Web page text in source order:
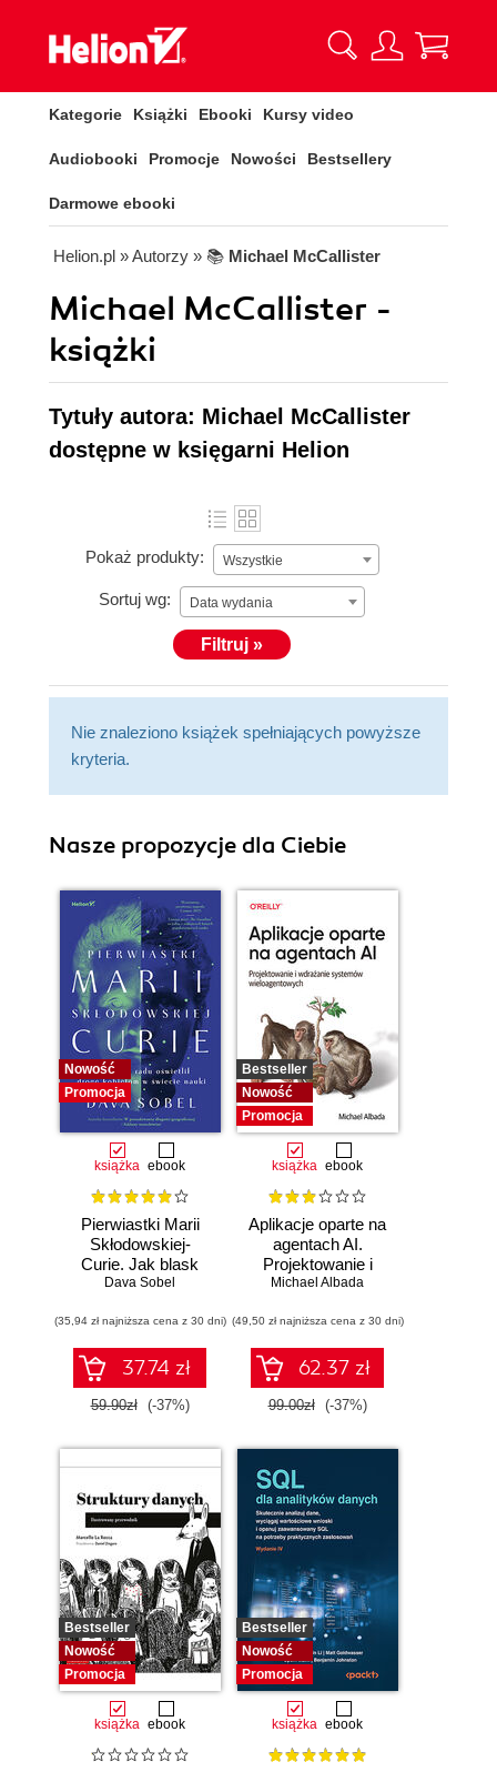
Kategorie Książki Ebooki Kursy video
Audiobooki Promocje Nowości Bestsellery
Darmowe ebooki
Helion.pl » Autorzy » 📚 Michael McCallister
Michael McCallister -
książki
Tytuły autora: Michael McCallister
dostępne w księgarni Helion
Pokaż produkty: Wszystkie
Sortuj wg: Data wydania
Filtruj »
Nie znaleziono książek spełniających powyższe
kryteria.
Nasze propozycje dla Ciebie
Nowość
Promocja
książka ebook
Pierwiastki Marii
Skłodowskiej-
Curie. Jak blask
radu oświetlił drogę
świecie nauki
Dava Sobel
(35,94 zł najniższa cena z 30 dni)
37.74 zł
59.90zł (-37%)
Bestseller
Nowość
Promocja
książka ebook
Aplikacje oparte na
agentach AI.
Projektowanie i
wdrażanie
wieloagentowych
Michael Albada
(49,50 zł najniższa cena z 30 dni)
62.37 zł
99.00zł (-37%)
Bestseller
Nowość
Promocja
książka ebook
Bestseller
Nowość
Promocja
książka ebook